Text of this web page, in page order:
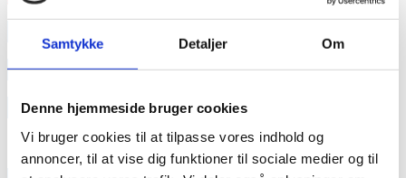
Samtykke Detaljer Om
Denne hjemmeside bruger cookies
Vi bruger cookies til at tilpasse vores indhold og
annoncer, til at vise dig funktioner til sociale medier og til
annonce
Like us